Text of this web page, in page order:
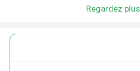
Regardez plus